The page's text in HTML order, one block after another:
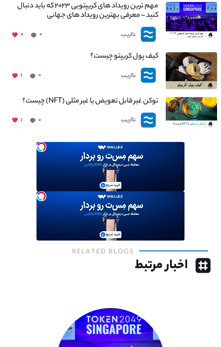
مهم ترین رویداد های کریپتویی ۲۰۲۳ که باید دنبال
کنید – معرفی بهترین رویداد های جهانی
نااریب ۰ ۰
کیف پول کریپتو چیست؟
نااریب ۰ ۱
توکن غیر قابل تعویض یا غیر مثلی (NFT) چیست؟
نااریب ۰ ۱
RELATED BLOGS
اخبار مرتبط